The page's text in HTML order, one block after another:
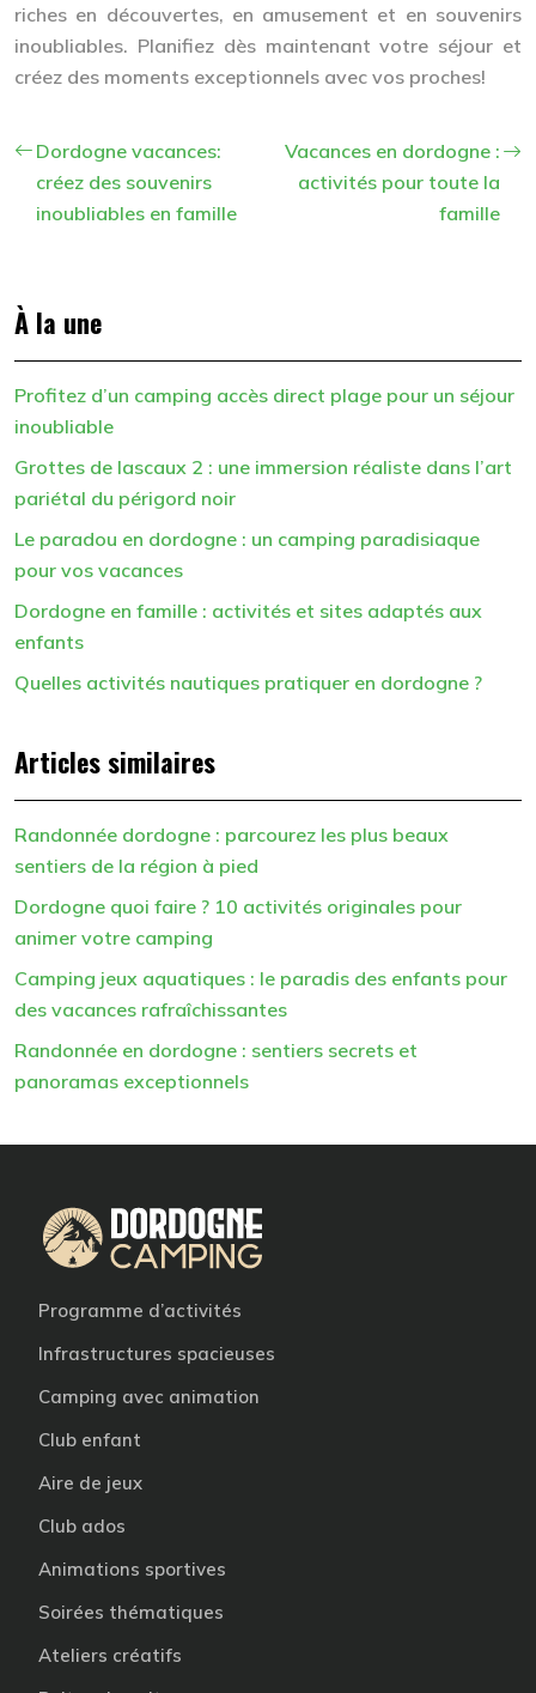
riches en découvertes, en amusement et en souvenirs
inoubliables. Planifiez dès maintenant votre séjour et
créez des moments exceptionnels avec vos proches!
Dordogne vacances:
créez des souvenirs
inoubliables en famille
Vacances en dordogne :
activités pour toute la
famille
À la une
Profitez d’un camping accès direct plage pour un séjour
inoubliable
Grottes de lascaux 2 : une immersion réaliste dans l’art
pariétal du périgord noir
Le paradou en dordogne : un camping paradisiaque
pour vos vacances
Dordogne en famille : activités et sites adaptés aux
enfants
Quelles activités nautiques pratiquer en dordogne ?
Articles similaires
Randonnée dordogne : parcourez les plus beaux
sentiers de la région à pied
Dordogne quoi faire ? 10 activités originales pour
animer votre camping
Camping jeux aquatiques : le paradis des enfants pour
des vacances rafraîchissantes
Randonnée en dordogne : sentiers secrets et
panoramas exceptionnels
Programme d’activités
Infrastructures spacieuses
Camping avec animation
Club enfant
Aire de jeux
Club ados
Animations sportives
Soirées thématiques
Ateliers créatifs